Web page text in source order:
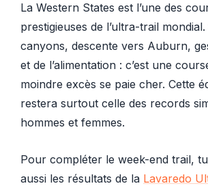
La Western States est l’une des
prestigieuses de l’ultra-trail
canyons, descente vers Auburn,
et de l’alimentation : c’est une
moindre excès se paie cher. Cette
restera surtout celle des records
hommes et femmes.
Pour compléter le week-end trail,
aussi les résultats de la Lavaredo